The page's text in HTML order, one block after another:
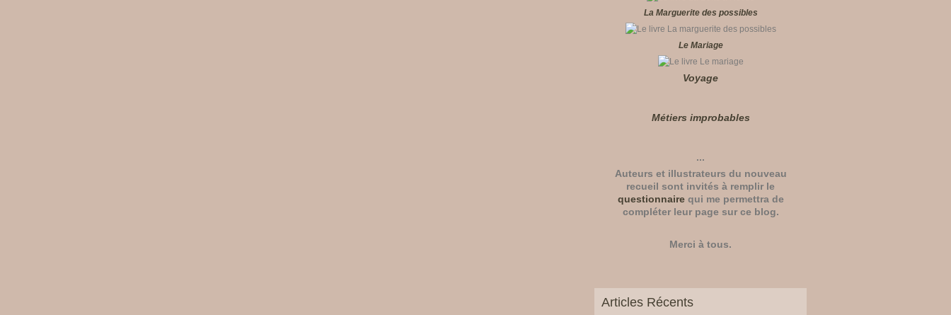
La Marguerite des possibles
Le Mariage
Voyage
Métiers improbables
...
Auteurs et illustrateurs du nouveau
recueil sont invités à remplir le
questionnairequi me permettra de
compléter leur page sur ce blog.
Merci à tous.
Articles Récents